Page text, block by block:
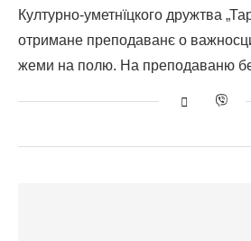
Културно-уметнїцкого дружтва
отримане преподаванє о
жеми на полю. На преподаваню